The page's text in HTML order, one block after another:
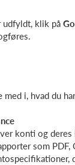
udfyldt, klik på
med i, hvad du
konti og
som PDF,